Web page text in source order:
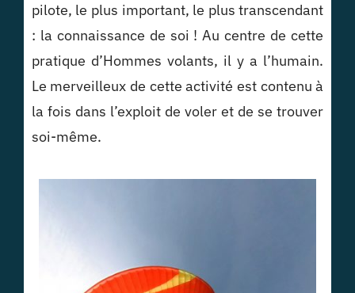
pilote, le plus important, le plus transcendant
: la connaissance de soi ! Au centre de cette
pratique d’Hommes volants, il y a l’humain.
Le merveilleux de cette activité est contenu à
la fois dans l’exploit de voler et de se trouver
soi-même.